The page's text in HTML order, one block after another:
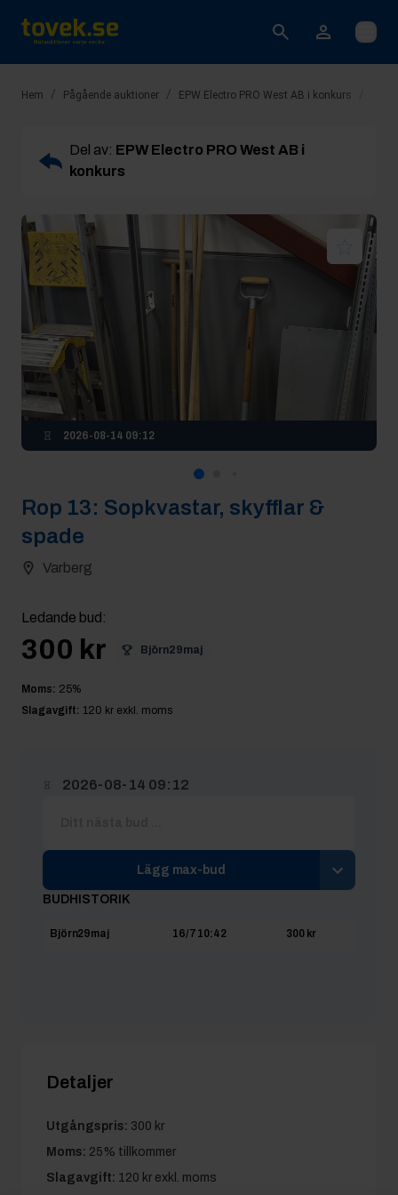
Öppna
Hem / Pågående auktioner / EPW Electro PRO West AB i konkurs
Del av: EPW Electro PRO West AB i
konkurs
2026-08-14 09:12
Rop 13: Sopkvastar, skyfflar &
spade
Varberg
Ledande bud :
300 kr Björn29maj
Moms: 25%
Slagavgift: 120 kr exkl. moms
2026-08-14 09:12
Lägg max-bud
BUDHISTORIK
Björn29maj 16/7 10:42 300 kr
Detaljer
Utgångspris: 300 kr
Moms: 25% tillkommer
Slagavgift: 120 kr exkl. moms